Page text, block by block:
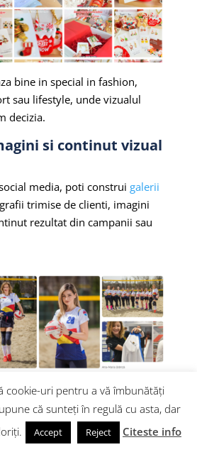
bine in special in fashion,
sau lifestyle, unde vizualul
decizia.
si continut vizual
media, poti construi galerii
trimise de clienti, imagini
rezultat din campanii sau
pagini dedicate, iar asa vei
reala asupra modului in
cookie-uri pentru a vă îmbunătăți
că sunteți în regulă cu asta, dar
Accept Reject Citeste info